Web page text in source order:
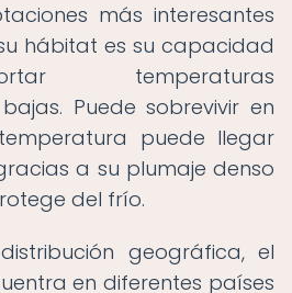
más interesantes
hábitat es su capacidad
temperaturas
Puede sobrevivir en
puede llegar
a su plumaje denso
del frío.
geográfica, el
en diferentes países